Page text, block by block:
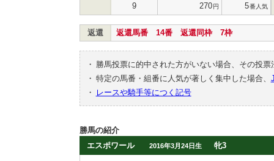
9 270円 5番人気
返還 返還馬番 14番 返還同枠 7枠
・
勝馬投票に的中された方がいない場合、その投
・ 特定の馬番・組番に人気が著しく集中した場合、
・
レースや騎手等につく記号
勝馬の紹介
エスポワール
2016年3月24日生 牝3